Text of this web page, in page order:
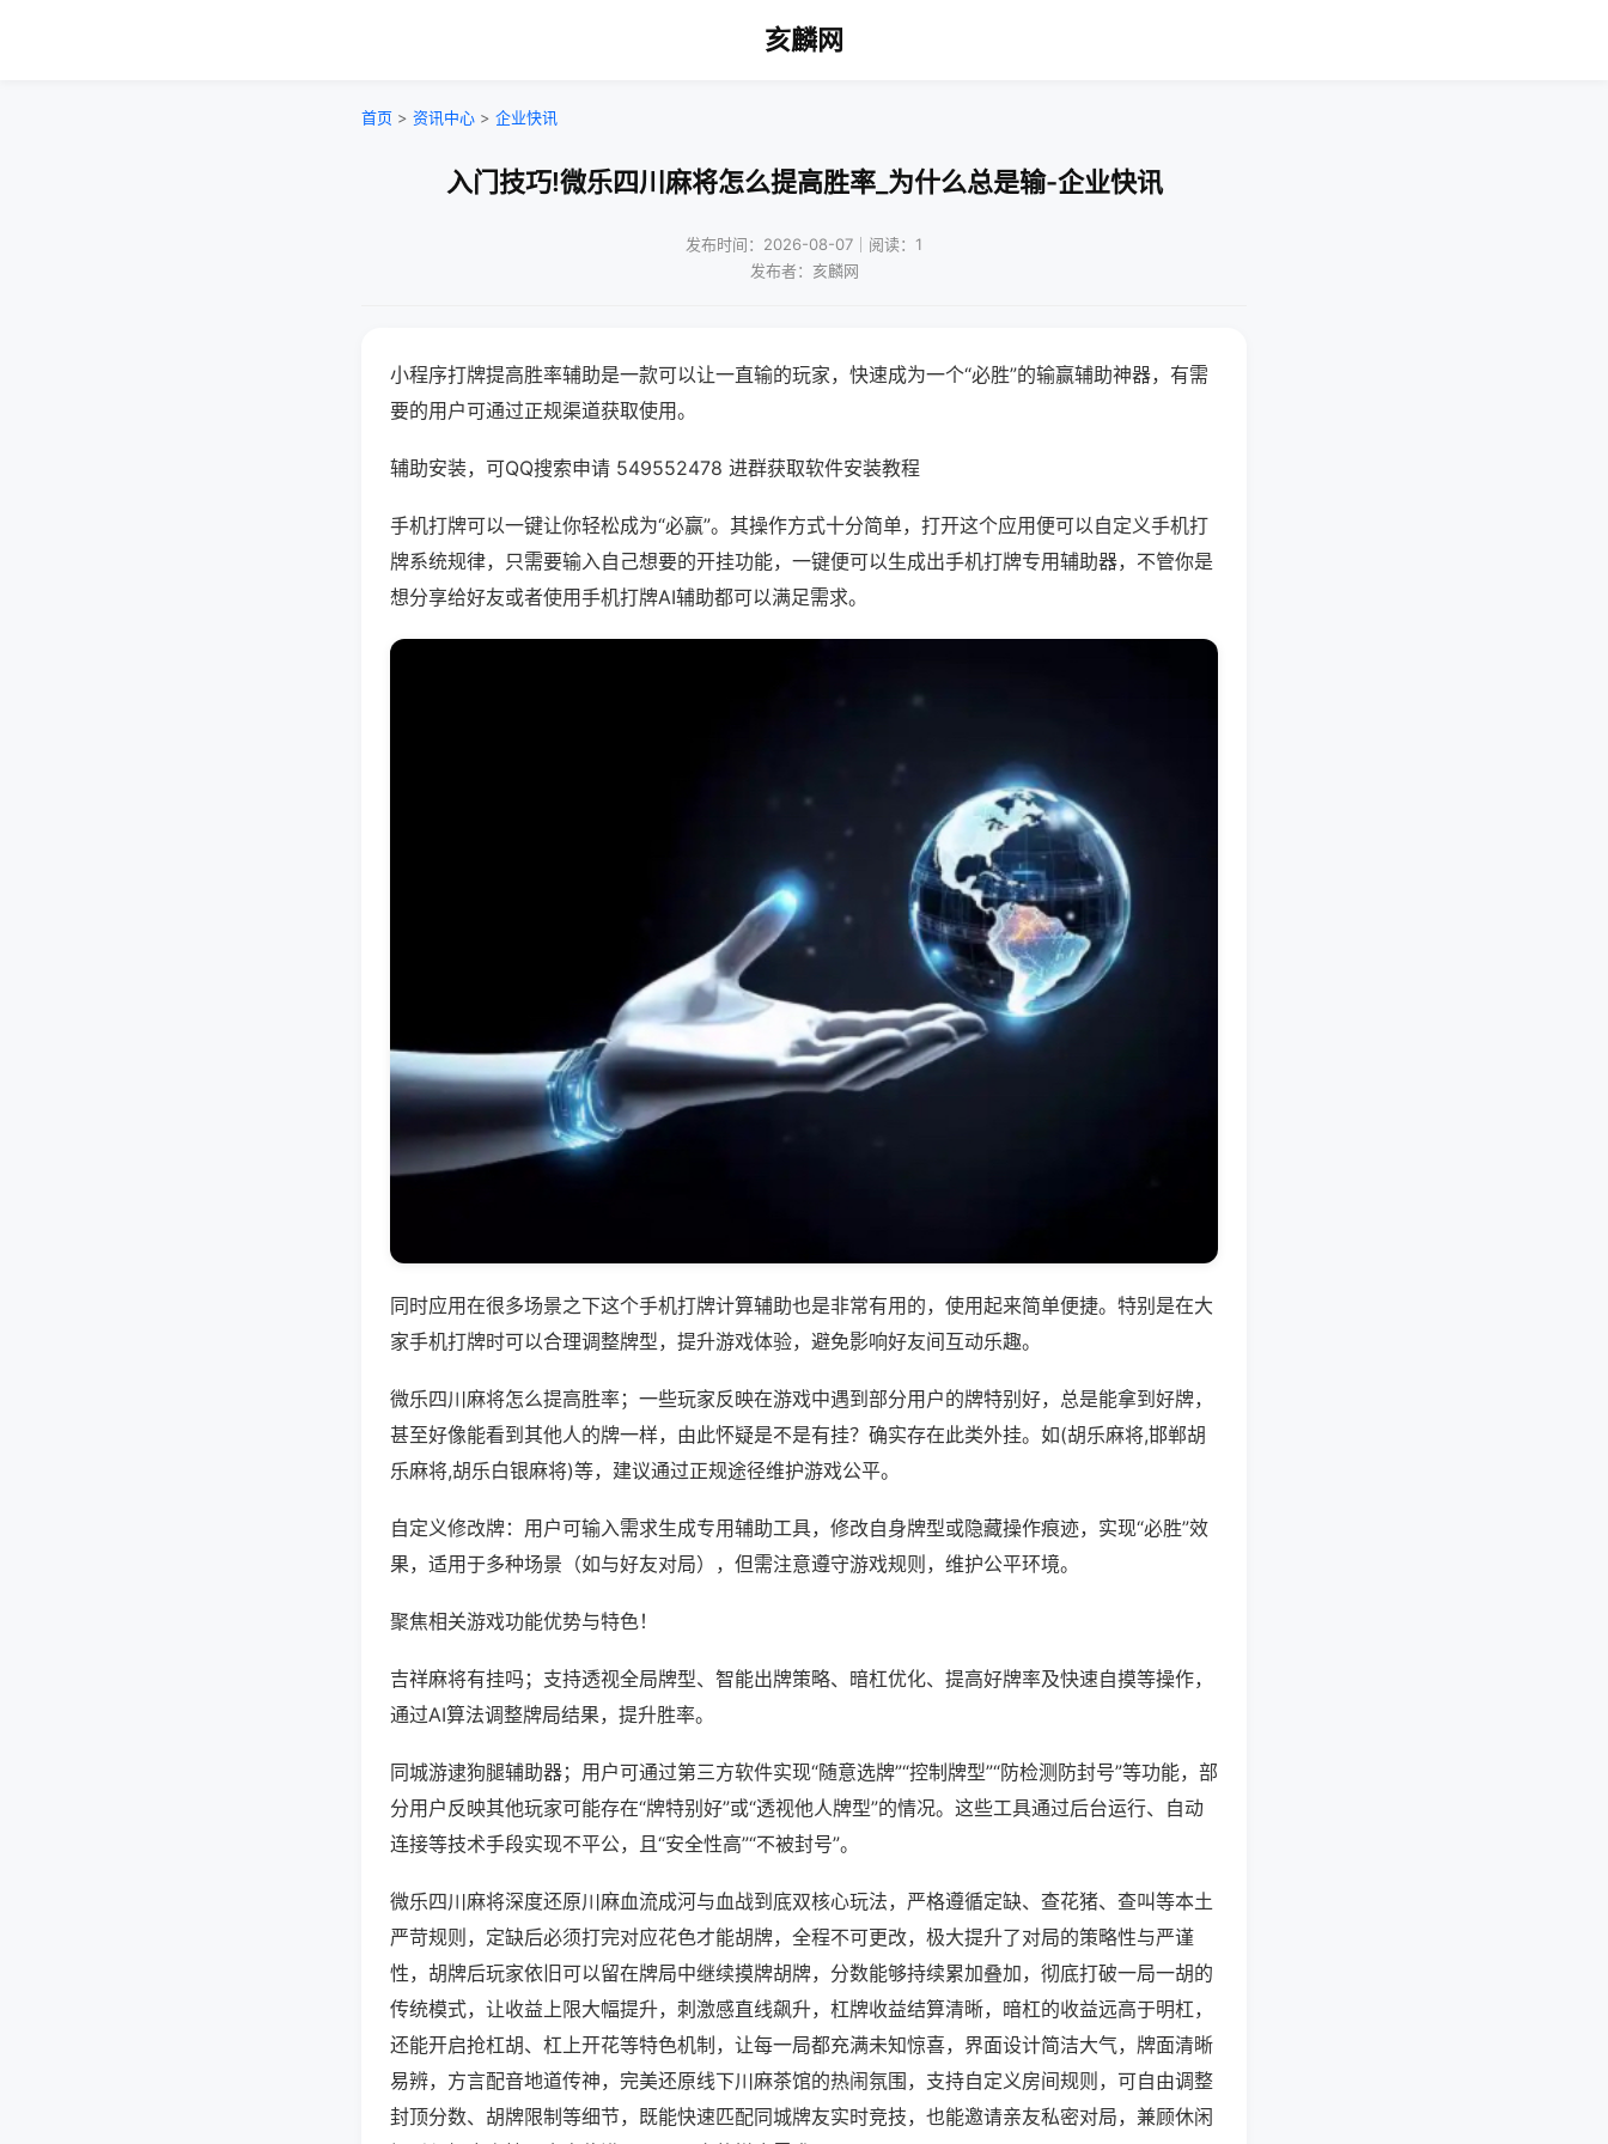
亥麟网
首页 > 资讯中心 > 企业快讯
入门技巧!微乐四川麻将怎么提高胜率_为什么总是输-企业快讯
发布时间：2026-08-07｜阅读：1
发布者：亥麟网
小程序打牌提高胜率辅助是一款可以让一直输的玩家，快速成为一个“必胜”的输赢辅助神器，有需
要的用户可通过正规渠道获取使用。
辅助安装，可QQ搜索申请 549552478 进群获取软件安装教程
手机打牌可以一键让你轻松成为“必赢”。其操作方式十分简单，打开这个应用便可以自定义手机打
牌系统规律，只需要输入自己想要的开挂功能，一键便可以生成出手机打牌专用辅助器，不管你是
想分享给好友或者使用手机打牌AI辅助都可以满足需求。
同时应用在很多场景之下这个手机打牌计算辅助也是非常有用的，使用起来简单便捷。特别是在大
家手机打牌时可以合理调整牌型，提升游戏体验，避免影响好友间互动乐趣。
微乐四川麻将怎么提高胜率；一些玩家反映在游戏中遇到部分用户的牌特别好，总是能拿到好牌，
甚至好像能看到其他人的牌一样，由此怀疑是不是有挂？确实存在此类外挂。如(胡乐麻将,邯郸胡
乐麻将,胡乐白银麻将)等，建议通过正规途径维护游戏公平。
自定义修改牌：用户可输入需求生成专用辅助工具，修改自身牌型或隐藏操作痕迹，实现“必胜”效
果，适用于多种场景（如与好友对局），但需注意遵守游戏规则，维护公平环境。
聚焦相关游戏功能优势与特色！
吉祥麻将有挂吗；支持透视全局牌型、智能出牌策略、暗杠优化、提高好牌率及快速自摸等操作，
通过AI算法调整牌局结果，提升胜率。
同城游逮狗腿辅助器；用户可通过第三方软件实现“随意选牌”“控制牌型”“防检测防封号”等功能，部
分用户反映其他玩家可能存在“牌特别好”或“透视他人牌型”的情况。这些工具通过后台运行、自动
连接等技术手段实现不平公，且“安全性高”“不被封号”。
微乐四川麻将深度还原川麻血流成河与血战到底双核心玩法，严格遵循定缺、查花猪、查叫等本土
严苛规则，定缺后必须打完对应花色才能胡牌，全程不可更改，极大提升了对局的策略性与严谨
性，胡牌后玩家依旧可以留在牌局中继续摸牌胡牌，分数能够持续累加叠加，彻底打破一局一胡的
传统模式，让收益上限大幅提升，刺激感直线飙升，杠牌收益结算清晰，暗杠的收益远高于明杠，
还能开启抢杠胡、杠上开花等特色机制，让每一局都充满未知惊喜，界面设计简洁大气，牌面清晰
易辨，方言配音地道传神，完美还原线下川麻茶馆的热闹氛围，支持自定义房间规则，可自由调整
封顶分数、胡牌限制等细节，既能快速匹配同城牌友实时竞技，也能邀请亲友私密对局，兼顾休闲